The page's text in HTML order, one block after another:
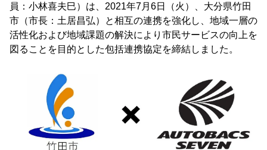
員：小林喜夫巳）は、2021年7月6日（火）、大分県竹田
市（市長：土居昌弘）と相互の連携を強化し、地域一層の
活性化および地域課題の解決により市民サービスの向上を
図ることを目的とした包括連携協定を締結しました。